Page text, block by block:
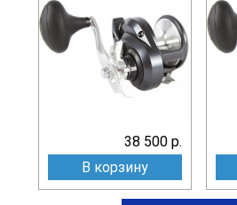
38 500 р.
В корзину